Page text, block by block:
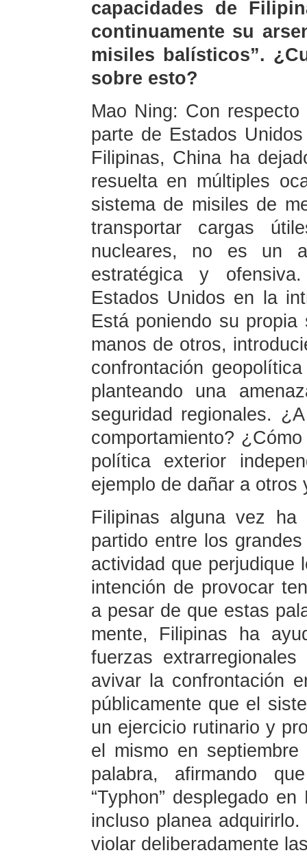
capacidades de
continuamente su
misiles balísticos”.
sobre esto?
Mao Ning: Con
parte de Estados
Filipinas, China ha
resuelta en múltiples
sistema de misiles de
transportar cargas
nucleares, no es un
estratégica y
Estados Unidos en la
Está poniendo su
manos de otros,
confrontación
planteando una
seguridad regionales.
comportamiento?
política exterior
ejemplo de dañar a otros
Filipinas alguna vez ha
partido entre los
actividad que perjudique
intención de provocar
a pesar de que estas
mente, Filipinas ha
fuerzas
avivar la confrontación
públicamente que el
un ejercicio rutinario y
el mismo en
palabra, afirmando
“Typhon” desplegado
incluso planea
violar deliberadamente